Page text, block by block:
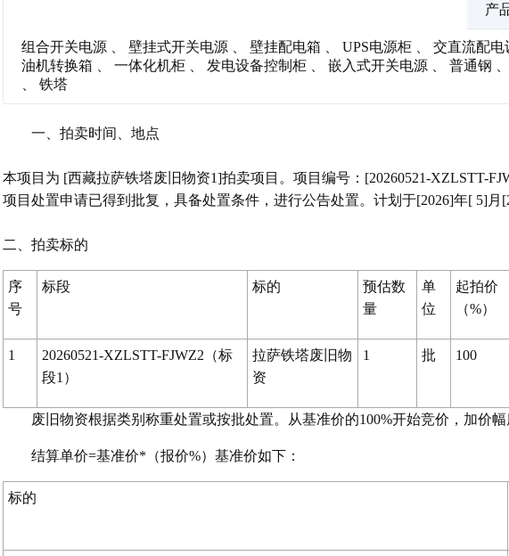
产
组合开关电源、 壁挂式开关电源、 壁挂配电箱 UPS电源柜、 交直流配电
油机转换箱
一体化机柜、 发电设备控制柜、 嵌入式开关电源、 普通钢
铁塔
一、拍卖时间、地点
本项目为 [西藏拉萨铁塔废旧物资1]拍卖项目。项目编号：[20260521-XZLSTT-
项目处置申请已得到批复，具备处置条件，进行公告处置。计划于[2026]年[ 5]
二、拍卖标的
序
号
标段 标的
预估数
量
单
位
起拍价
（%）
1
20260521-XZLSTT-FJWZ2（标
段1）
拉萨铁塔废旧物
资
1 批 100
废旧物资根据类别称重处置或按批处置。从基准价的100%开始竞价，加价
结算单价=基准价*（报价%）基准价如下：
标的